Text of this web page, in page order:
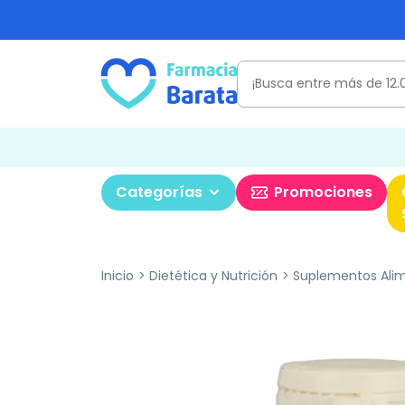
Categorías Promociones
Inicio Dietética y Nutrición Suplementos